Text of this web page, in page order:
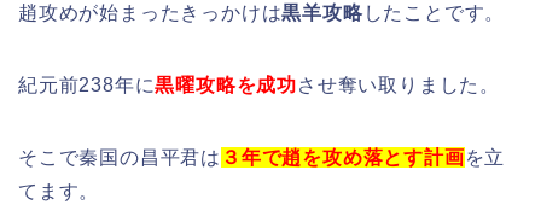
趙攻めが始まったきっかけは黒羊攻略 したことです。
紀元前238年に黒曜攻略を成功させ奪い取りました。
そこで秦国の昌平君は ３年で趙を攻め落とす計画を立
てます。